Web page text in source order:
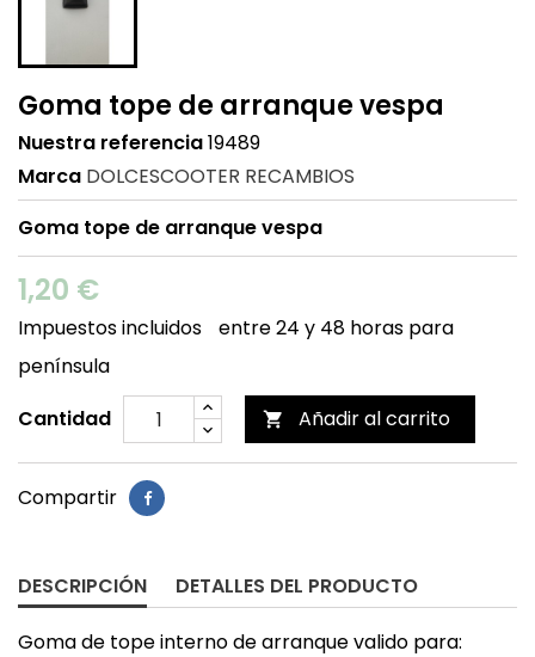
Goma tope de arranque vespa
Nuestra referencia19489
Marca DOLCESCOOTER RECAMBIOS
Goma tope de arranque vespa
1,20 €
Impuestos incluidos
entre 24 y 48 horas para
península
Cantidad
 Añadir al carrito
Compartir
DESCRIPCIÓN DETALLES DEL PRODUCTO
Goma de tope interno de arranque valido para: